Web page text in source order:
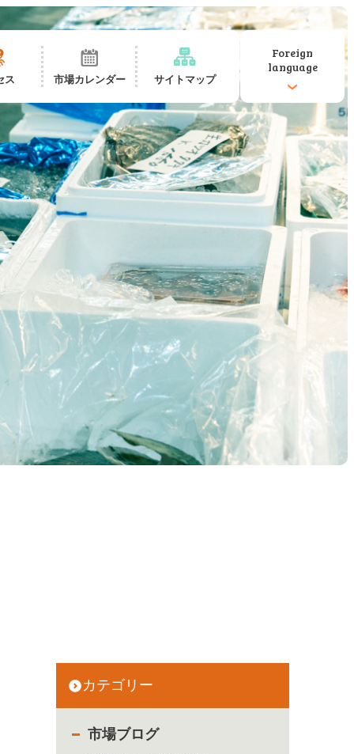
ス 市場カレンダー サイトマップ
Foreign
language
カテゴリー
市場ブログ